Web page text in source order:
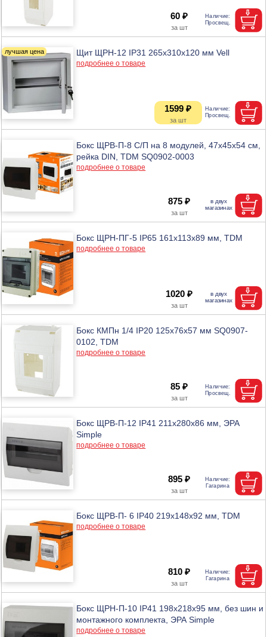
60 ₽
Щит ЩРН-12 IP31 265х310х120 мм Vell
подробнее о товаре
1599 ₽
Бокс ЩРВ-П-8 С/П на 8 модулей, 47х45х54 см,
рейка DIN, TDM SQ0902-0003
подробнее о товаре
875 ₽
Бокс ЩРН-ПГ-5 IP65 161х113х89 мм, TDM
подробнее о товаре
1020 ₽
Бокс КМПн 1/4 IP20 125х76х57 мм SQ0907-
0102, TDM
подробнее о товаре
85 ₽
Бокс ЩРВ-П-12 IP41 211х280х86 мм, ЭРА
Simple
подробнее о товаре
895 ₽
Бокс ЩРВ-П- 6 IP40 219х148х92 мм, TDM
подробнее о товаре
810 ₽
Бокс ЩРН-П-10 IP41 198x218x95 мм, без шин и
монтажного комплекта, ЭРА Simple
подробнее о товаре